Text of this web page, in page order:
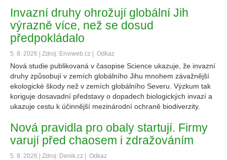
Invazní druhy ohrožují globální Jih
výrazně více, než se dosud
předpokládalo
5. 8. 2026 | Zdroj: Enviweb.cz | Odkaz
Nová studie publikovaná v časopise Science ukazuje, že invazní
druhy způsobují v zemích globálního Jihu mnohem závažnější
ekologické škody než v zemích globálního Severu. Výzkum tak
koriguje dosavadní představy o dopadech biologických invazí a
ukazuje cestu k účinnější mezinárodní ochraně biodiverzity.
Nová pravidla pro obaly startují. Firmy
varují před chaosem i zdražováním
5. 8. 2026 | Zdroj: Denik.cz | Odkaz